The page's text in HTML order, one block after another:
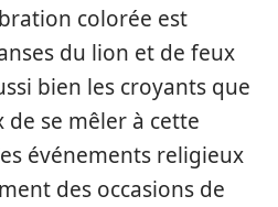
colorée est
du lion et de feux
bien les croyants que
de se mêler à cette
événements religieux
des occasions de